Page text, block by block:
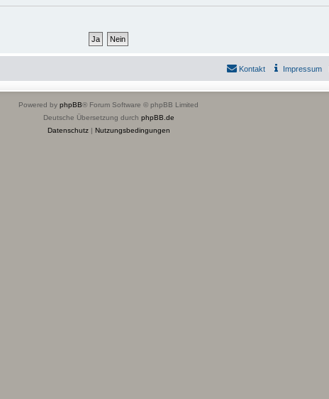
Impressum
Kontakt
Powered by phpBB® Forum Software © phpBB Limited
Deutsche Übersetzung durch phpBB.de
Datenschutz| Nutzungsbedingungen